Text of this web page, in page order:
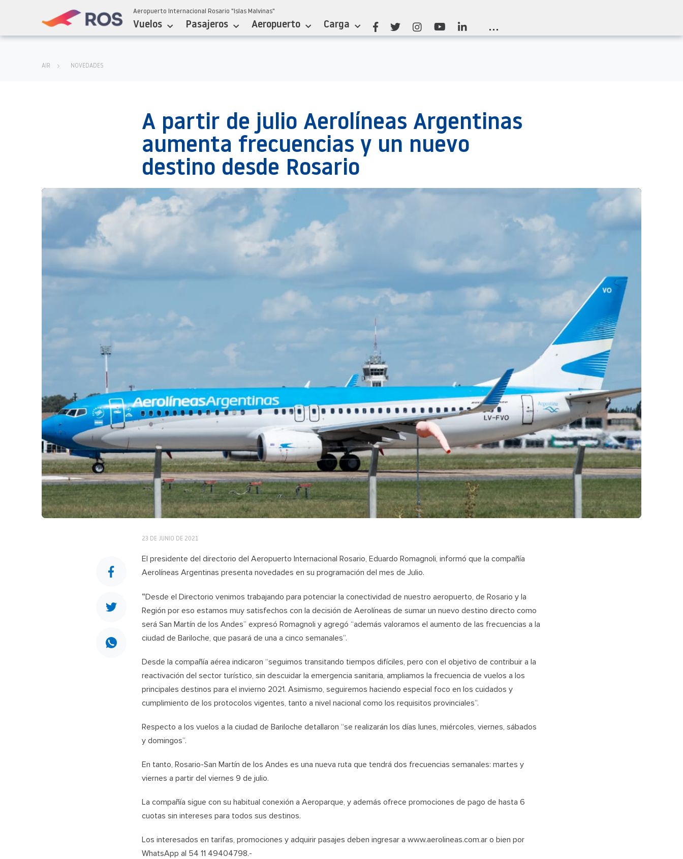
Aeropuerto Internacional Rosario "Islas Malvinas"
Vuelos Pasajeros Aeropuerto Carga ...
AIR NOVEDADES
A partir de julio Aerolíneas Argentinas
aumenta frecuencias y un nuevo
destino desde Rosario
23 DE JUNIO DE 2021
El presidente del directorio del Aeropuerto Internacional Rosario, Eduardo Romagnoli, informó que la compañía
Aerolíneas Argentinas presenta novedades en su programación del mes de Julio.
“Desde el Directorio venimos trabajando para potenciar la conectividad de nuestro aeropuerto, de Rosario y la
Región por eso estamos muy satisfechos con la decisión de Aerolíneas de sumar un nuevo destino directo como
será San Martín de los Andes” expresó Romagnoli y agregó “además valoramos el aumento de las frecuencias a la
ciudad de Bariloche, que pasará de una a cinco semanales”.
Desde la compañía aérea indicaron “seguimos transitando tiempos difíciles, pero con el objetivo de contribuir a la
reactivación del sector turístico, sin descuidar la emergencia sanitaria, ampliamos la frecuencia de vuelos a los
principales destinos para el invierno 2021. Asimismo, seguiremos haciendo especial foco en los cuidados y
cumplimiento de los protocolos vigentes, tanto a nivel nacional como los requisitos provinciales”.
Respecto a los vuelos a la ciudad de Bariloche detallaron “se realizarán los días lunes, miércoles, viernes, sábados
y domingos”.
En tanto, Rosario-San Martín de los Andes es una nueva ruta que tendrá dos frecuencias semanales: martes y
viernes a partir del viernes 9 de julio.
La compañía sigue con su habitual conexión a Aeroparque, y además ofrece promociones de pago de hasta 6
cuotas sin intereses para todos sus destinos.
Los interesados en tarifas, promociones y adquirir pasajes deben ingresar a www.aerolineas.com.ar o bien por
WhatsApp al 54 11 49404798.-